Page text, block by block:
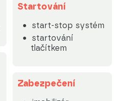
Startování
start-stop systém
startování
tlačítkem
Zabezpečení